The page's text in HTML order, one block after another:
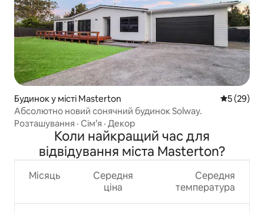
Будинок у місті Masterton Середня
5 (29)
Абсолютно новий сонячний будинок Solway.
Розташування · Сім’я · Декор
Коли найкращий час для
відвідування міста Masterton?
Місяць
Середня
ціна
Середня
температура